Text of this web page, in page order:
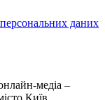
персональних даних
медіа –
Київ,